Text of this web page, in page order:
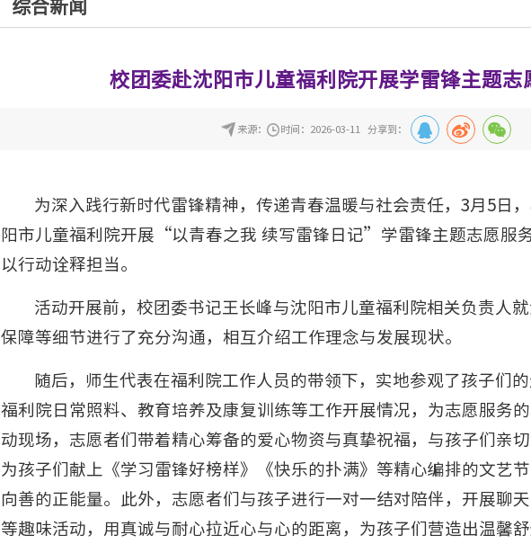
综合新闻
校团委赴沈阳市儿童福利院开展学雷锋主题志
来源： 时间：2026-03-11 分享到：
为深入践行新时代雷锋精神，传递青春温暖与社会责任，3月5日
阳市儿童福利院开展“以青春之我 续写雷锋日记”学雷锋主题志愿服
以行动诠释担当。
活动开展前，校团委书记王长峰与沈阳市儿童福利院相关负责人
保障等细节进行了充分沟通，相互介绍工作理念与发展现状。
随后，师生代表在福利院工作人员的带领下，实地参观了孩子们
福利院日常照料、教育培养及康复训练等工作开展情况，为志愿服务
动现场，志愿者们带着精心筹备的爱心物资与真挚祝福，与孩子们亲
为孩子们献上《学习雷锋好榜样》《快乐的扑满》等精心编排的文艺
向善的正能量。此外，志愿者们与孩子进行一对一结对陪伴，开展聊
等趣味活动，用真诚与耐心拉近心与心的距离，为孩子们营造出温馨舒